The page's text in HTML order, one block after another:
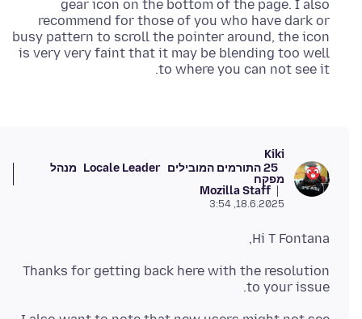
gear icon on the bottom of the page. I also
recommend for those of you who have dark or
busy pattern to scroll the pointer around, the icon
is very very faint that it may be blending too well
to where you can not see it.
Kiki
25 התורמים המובילים
Locale Leader מנהל
מפקח
Mozilla Staff
18.6.2025, 3:54
Hi T Fontana,
Thanks for getting back here with the resolution
to your issue.